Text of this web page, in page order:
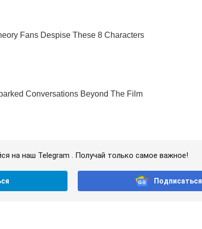
на наш Telegram . Получай только самое важное!
Подписаться